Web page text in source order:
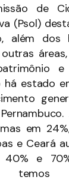
de
(Psol)
além dos
e
há estado
em
e Ceará
40% e
temos